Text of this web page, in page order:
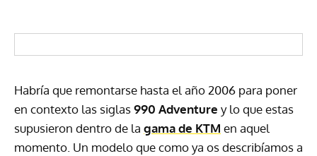
Habría que remontarse hasta el año 2006 para poner
en contexto las siglas990 Adventure y lo que estas
supusieron dentro de la gama de KTM en aquel
momento. Un modelo que como ya os describíamos a